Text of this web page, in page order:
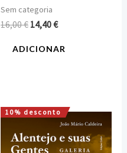
Sem categoria
16,00€ 14,40€
ADICIONAR
10% desconto
O
original
era:
O
preço
atual
é: